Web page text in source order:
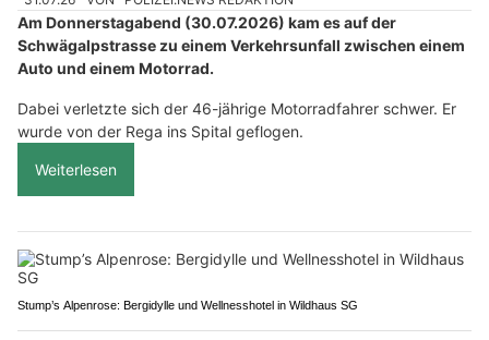
Am Donnerstagabend (30.07.2026) kam es auf der
Schwägalpstrasse zu einem Verkehrsunfall zwischen einem
Auto und einem Motorrad.
Dabei verletzte sich der 46-jährige Motorradfahrer schwer. Er
wurde von der Rega ins Spital geflogen.
Weiterlesen
Stump’s Alpenrose: Bergidylle und Wellnesshotel in Wildhaus SG